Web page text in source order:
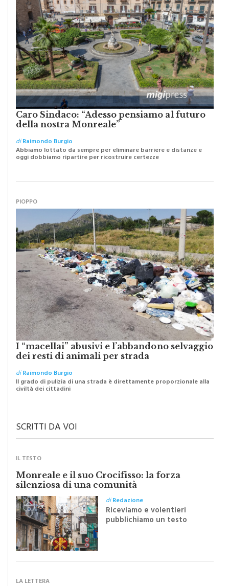
Caro Sindaco: “Adesso pensiamo al futuro
della nostra Monreale”
diRaimondo Burgio
I “macellai” abusivi e l’abbandono selvaggio
dei resti di animali per strada
diRaimondo Burgio
SCRITTI DA VOI
IL TESTO
Monreale e il suo Crocifisso: la forza
silenziosa di una comunità
diRedazione
Riceviamo e volentieri
Sapienza all'indomani della